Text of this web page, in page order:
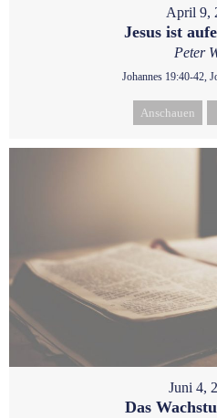
April 9,
Jesus ist
Peter
Johannes 19:40-42,
Anschauen
Juni 4,
Das